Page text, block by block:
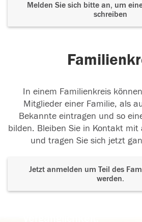
Melden Sie sich bitte an, um
schreiben
In einem Familienkreis
Mitglieder einer Familie, als
Bekannte eintragen und so
bilden. Bleiben Sie in Kontakt
und tragen Sie sich jetzt
Jetzt anmelden um Teil des
werden.